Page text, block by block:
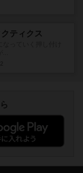
ティクス